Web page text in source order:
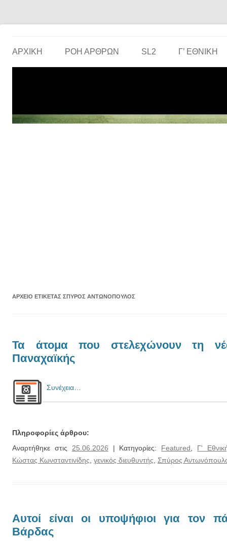
ΑΡΧΙΚΗ ΡΟΗ ΑΡΘΡΩΝ SL2 Γ’ ΕΘΝΙΚΉ
ΑΡΧΕΊΟ ΕΤΙΚΈΤΑΣ ΣΠΎΡΟΣ ΑΝΤΩΝΌΠΟΥΛΟΣ
Τα άτομα που στελεχώνουν τη
Παναχαϊκής
Συνέχεια…
Πληροφορίες άρθρου:
Αναρτήθηκε στις 25.06.2026 | Κατηγορίες: Featured
Γ'
Κώστας Κωνσταντινίδης γενικός διευθυντής Σπύρος
Αυτοί είναι οι υποψήφιοι για τον
Βάρδας